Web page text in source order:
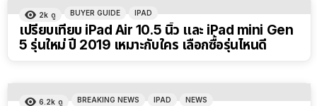
2k ดู BUYER GUIDE IPAD
เปรียบเทียบ iPad Air 10.5 นิ้ว และ iPad mini Gen
5 รุ่นใหม่ ปี 2019 เหมาะกับใคร เลือกซื้อรุ่นไหนดี
6.2k ดู BREAKING NEWS IPAD NEWS